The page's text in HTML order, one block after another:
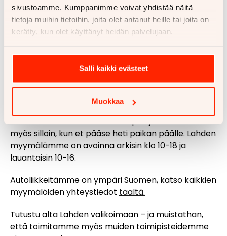
sivustoamme. Kumppanimme voivat yhdistää näitä
tietoja muihin tietoihin, joita olet antanut heille tai joita on
kerätty, kun olet käyttänyt heidän palvelujaan.
Salli kaikki evästeet
Muokkaa
Asiantuntevat automyyjämme Lahdessa auttavat
sinua mielellään. Tarjoamme reilutvaihtoarviot,
joustavatrahoitusratkaisut sekä kaikki tarvittavat
Haluamme palvella asiakkaitamme
mahdollisimman joustavasti ja siksi chat-
automyyjämme ovat tavoitettavissa
klo 8–22verkossa. Näin saat apua ja vastauksia
myös silloin, kun et pääse heti paikan päälle. Lahden
myymälämme on avoinna arkisin klo 10-18 ja
lauantaisin 10-16.
Autoliikkeitämme on ympäri Suomen, katso kaikkien
myymälöiden yhteystiedot täältä.
Tutustu alta Lahden valikoimaan – ja muistathan,
että toimitamme myös muiden toimipisteidemme